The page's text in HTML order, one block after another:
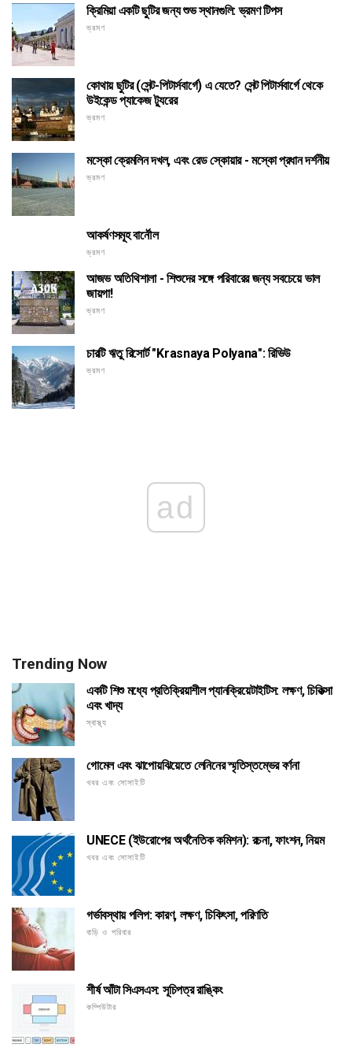
ক্রিমিয়া একটি ছুটির জন্য শুভ স্থানগুলি: ভ্রমণ টিপস
ভ্রমণ
কোথায় ছুটির (সেন্ট-পিটার্সবার্গে) এ যেতে? সেন্ট পিটার্সবার্গে থেকে
উইকেন্ড প্যাকেজ ট্যুরের
ভ্রমণ
মস্কো ক্রেমলিন দখল, এবং রেড স্কোয়ার - মস্কো প্রধান দর্শনীয়
ভ্রমণ
আকর্ষণসমূহ বার্নৌল
ভ্রমণ
আজভ অতিথিশালা - শিশুদের সঙ্গে পরিবারের জন্য সবচেয়ে ভাল
জায়গা!
ভ্রমণ
চারটি ঋতু রিসোর্ট "Krasnaya Polyana": রিভিউ
ভ্রমণ
ad
Trending Now
একটি শিশু মধ্যে প্রতিক্রিয়াশীল প্যানক্রিয়েটাইটিস: লক্ষণ, চিকিত্সা
এবং খাদ্য
স্বাস্থ্য
গোমেল এবং ঝাপোয়ঝিয়েতে লেনিনের স্মৃতিস্তম্ভের বর্ণনা
খবর এবং সোসাইটি
UNECE (ইউরোপের অর্থনৈতিক কমিশন): রচনা, ফাংশন, নিয়ম
খবর এবং সোসাইটি
গর্ভাবস্থায় পলিপ: কারণ, লক্ষণ, চিকিৎসা, পরিণতি
বাড়ি ও পরিবার
শীর্ষ আঁটা সিএসএস: সূচিপত্র রাঙ্কিং
কম্পিউটার